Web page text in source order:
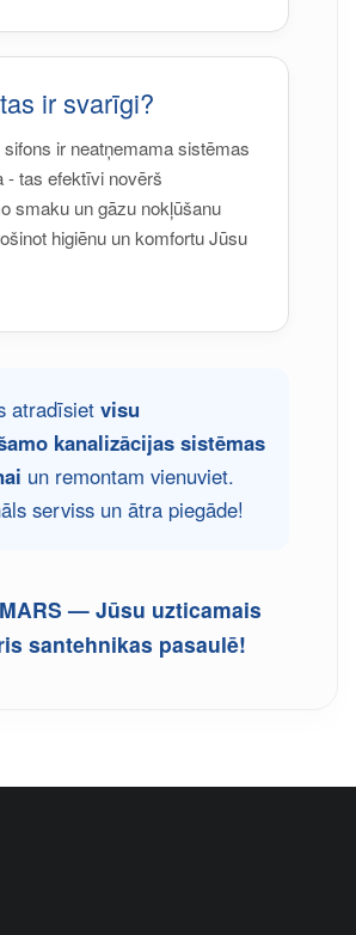
ir svarīgi?
ir neatņemama sistēmas
- tas efektīvi novērš
smaku un gāzu nokļūšanu
higiēnu un komfortu Jūsu
atradīsiet visu
kanalizācijas sistēmas
un remontam vienuviet.
serviss un ātra piegāde!
— Jūsu uzticamais
santehnikas pasaulē!